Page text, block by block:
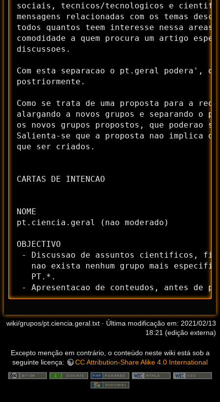
sociais, tecnicos/tecnologicos e
mensagens relacionadas com os temas
todos quantos teem interesse nessa
comodidade a quem procura um artigo
discussoes.
Com esta separacao o pt.geral podera',
postriormente.
Como se trata de uma proposta para a
alargando a novos grupos e separando o
os novos grupos propostos, que poderao
Salienta-se que a proposta nao implica
que ser criados.
CARTAS DE INTENCAO
NOME
pt.ciencia.geral (nao moderado)
OBJECTIVO
- Discussao de assuntos cientificos,
nao exista nenhum grupo mais
   PT.*.
- Apresentacao de conteudos, antes de
wiki/grupos/pt.ciencia.geral.txt · Última modificação em: 2021/02/13
18:21 (edição externa)
Excepto menção em contrário, o conteúdo neste wiki está sob a
seguinte licença:
CC Attribution-Share Alike 4.0 International